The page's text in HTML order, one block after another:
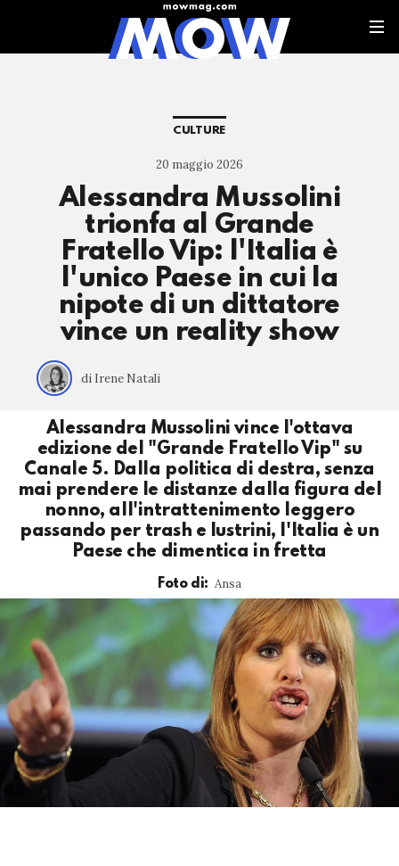
CULTURE
20 maggio 2026
Alessandra Mussolini
trionfa al Grande
Fratello Vip: l'Italia è
l'unico Paese in cui la
nipote di un dittatore
vince un reality show
di Irene Natali
Alessandra Mussolini vince l'ottava
edizione del "Grande Fratello Vip" su
Canale 5. Dalla politica di destra, senza
mai prendere le distanze dalla figura del
nonno, all'intrattenimento leggero
passando per trash e lustrini, l'Italia è un
Paese che dimentica in fretta
Foto di: Ansa